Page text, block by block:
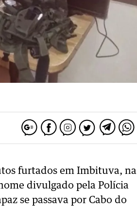
furtados em Imbituva, na
divulgado pela Polícia
se passava por Cabo do